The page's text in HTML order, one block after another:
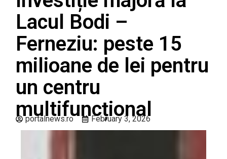
Lacul Bodi –
Ferneziu: peste 15
milioane de lei pentru
un centru
multifuncțional
portalnews.ro February 3, 2026